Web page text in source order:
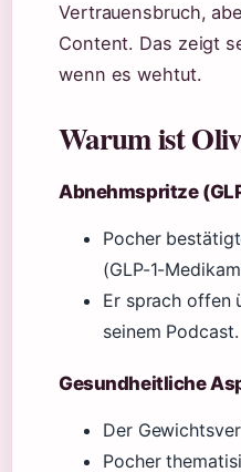
Vertrauensbruch,
Content. Das zeigt
wenn es wehtut.
Warum ist
Abnehmspritze
Pocher
(GLP-1-
Er sprach offen
seinem Podcast.
Gesundheitliche
Der
Pocher